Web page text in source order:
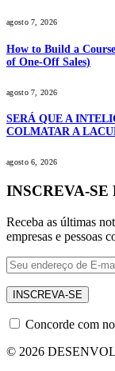
agosto 7, 2026
How to Build a
of One-Off Sales)
agosto 7, 2026
SERÁ QUE A
COLMATAR A
agosto 6, 2026
INSCREVA-SE
Receba as últimas
empresas e pessoas
Concorde com
© 2026